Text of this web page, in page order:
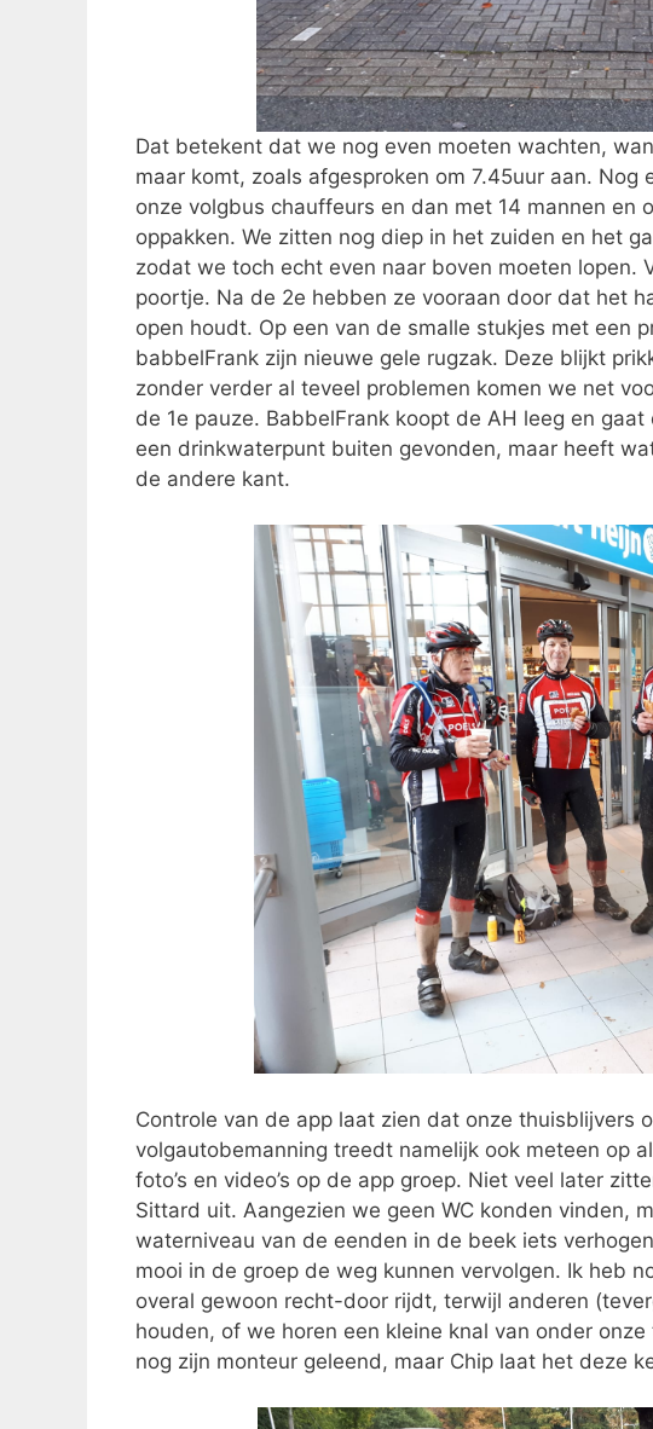
Dat betekent dat we nog even moeten wachten,
maar komt, zoals afgesproken om 7.45uur aan. Nog
onze volgbus chauffeurs en dan met 14 mannen en
oppakken. We zitten nog diep in het zuiden en het
zodat we toch echt even naar boven moeten lopen.
poortje. Na de 2e hebben ze vooraan door dat het
open houdt. Op een van de smalle stukjes met een
babbelFrank zijn nieuwe gele rugzak. Deze blijkt
zonder verder al teveel problemen komen we net
de 1e pauze. BabbelFrank koopt de AH leeg en
een drinkwaterpunt buiten gevonden, maar heeft
de andere kant.
Controle van de app laat zien dat onze thuisblijvers
volgautobemanning treedt namelijk ook meteen op
foto’s en video’s op de app groep. Niet veel later
Sittard uit. Aangezien we geen WC konden vinden,
waterniveau van de eenden in de beek iets
mooi in de groep de weg kunnen vervolgen. Ik heb
overal gewoon recht-door rijdt, terwijl anderen
houden, of we horen een kleine knal van onder
nog zijn monteur geleend, maar Chip laat het deze